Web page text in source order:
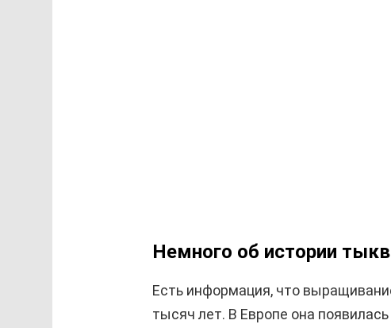
Немного об истории
Есть информация, что
тысяч лет. В Европе она